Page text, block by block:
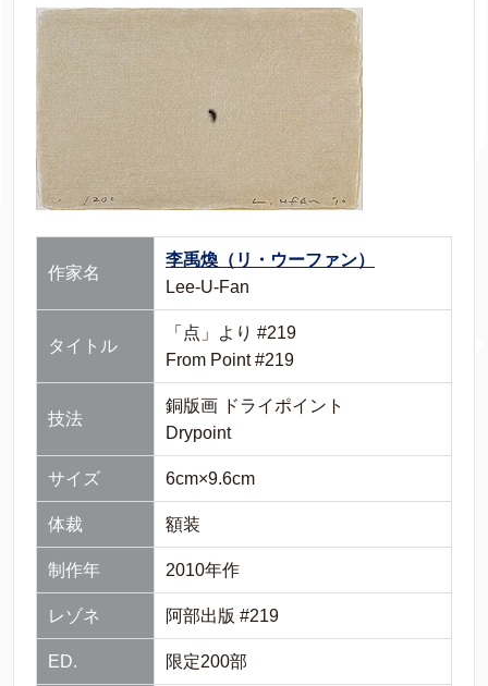
作家名
李禹煥（リ・ウーファン）
Lee-U-Fan
タイトル
「点」より #219
From Point #219
技法
銅版画 ドライポイント
Drypoint
サイズ 6cm×9.6cm
体裁 額装
制作年 2010年作
レゾネ 阿部出版 #219
ED. 限定200部